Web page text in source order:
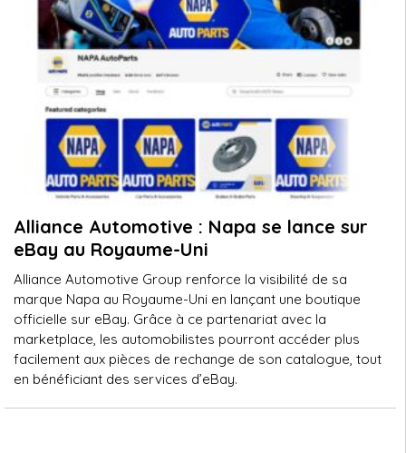
Alliance Automotive : Napa se lance sur
eBay au Royaume-Uni
Alliance Automotive Group renforce la visibilité de sa
marque Napa au Royaume-Uni en lançant une boutique
officielle sur eBay. Grâce à ce partenariat avec la
marketplace, les automobilistes pourront accéder plus
facilement aux pièces de rechange de son catalogue, tout
en bénéficiant des services d’eBay.